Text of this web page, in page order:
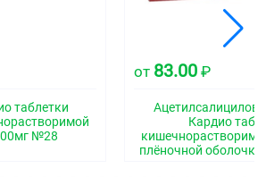
средство
свойства
таблетки
№28
от 83.00 ₽
Кардио
плёночной